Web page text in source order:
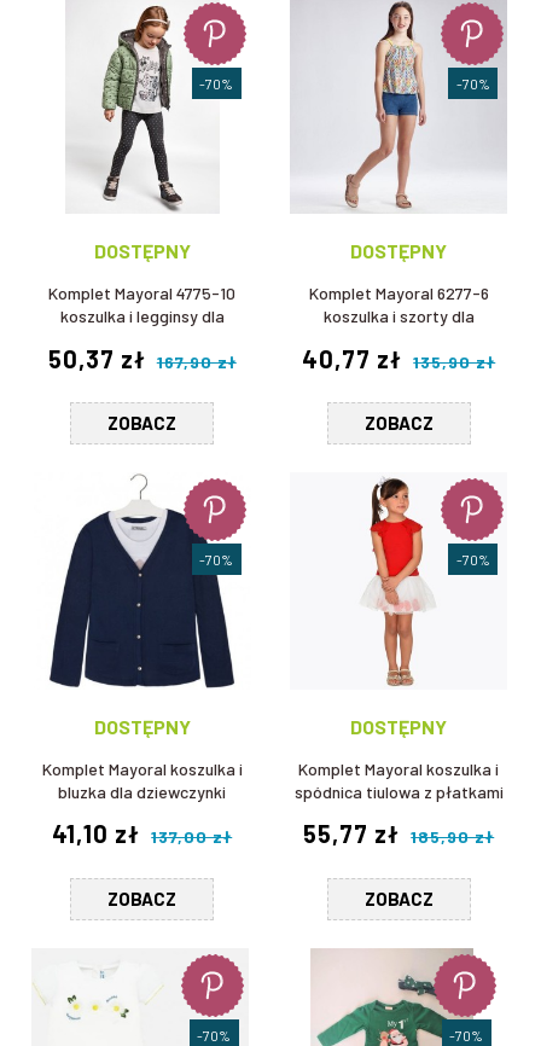
DOSTĘPNY
Komplet Mayoral 4775-10
koszulka i legginsy dla
50,37 zł 167,90 zł
ZOBACZ
-70%
DOSTĘPNY
Komplet Mayoral 6277-6
koszulka i szorty dla
40,77 zł 135,90 zł
ZOBACZ
-70%
DOSTĘPNY
Komplet Mayoral koszulka i
bluzka dla dziewczynki
41,10 zł 137,00 zł
ZOBACZ
-70%
DOSTĘPNY
Komplet Mayoral koszulka i
spódnica tiulowa z płatkami
55,77 zł 185,90 zł
ZOBACZ
-70%
-70% -70%